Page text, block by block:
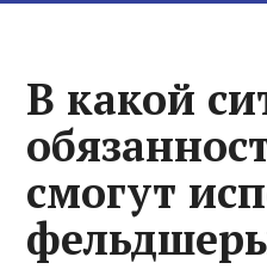
В какой
смогут